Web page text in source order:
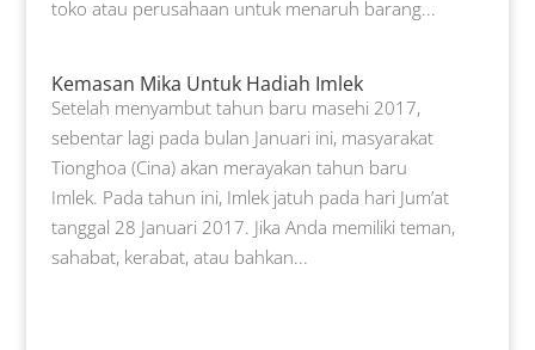
toko atau perusahaan untuk menaruh barang...
Kemasan Mika Untuk Hadiah Imlek
Setelah menyambut tahun baru masehi 2017,
sebentar lagi pada bulan Januari ini, masyarakat
Tionghoa (Cina) akan merayakan tahun baru
Imlek. Pada tahun ini, Imlek jatuh pada hari Jum’at
tanggal 28 Januari 2017. Jika Anda memiliki teman,
sahabat, kerabat, atau bahkan...